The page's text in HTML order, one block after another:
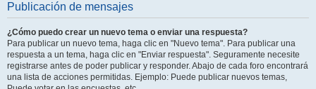
Publicación de mensajes
¿Cómo puedo crear un nuevo tema o enviar una respuesta?
Para publicar un nuevo tema, haga clic en "Nuevo tema". Para publicar una
respuesta a un tema, haga clic en "Enviar respuesta". Seguramente necesite
registrarse antes de poder publicar y responder. Abajo de cada foro encontrará
una lista de acciones permitidas. Ejemplo: Puede publicar nuevos temas,